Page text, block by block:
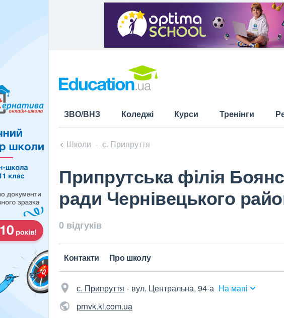
ЗВО/ВНЗ Коледжі Курси Тренінги
Школи с. Припруття
Припрутська філія
ради Чернівецького
0 відгуків
Контакти Про школу
с. Припруття вул. Центральна, 94-а На мапі
prnvk.kl.com.ua